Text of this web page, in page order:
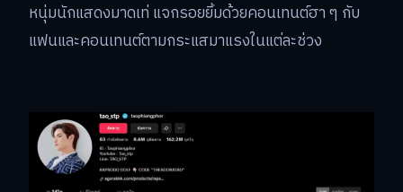
หนุ่มนักแสดงมาดเท่ แจกรอยยิ้มด้วยคอนเทนต์ฮา ๆ กับ
แฟนและคอนเทนต์ตามกระแสมาแรงในแต่ละช่วง